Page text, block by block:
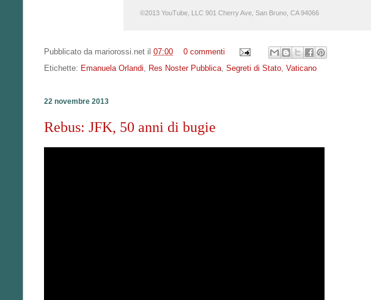
©2013 YouTube, LLC 901 Cherry Ave, San Bruno, CA 94066
Pubblicato da mariorossi.net il 07:00
0 commenti
Etichette: Emanuela Orlandi Res Noster Pubblica Segreti di Stato Vaticano
22 novembre 2013
Rebus: JFK, 50 anni di bugie